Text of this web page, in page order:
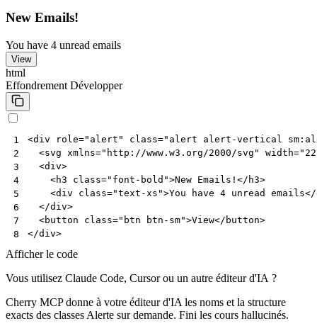
New Emails!
You have 4 unread emails
View
html
Effondrement Développer
1
2
3
4
5
6
7
8
<div role="alert" class="alert alert-vertical
<svg xmlns="http://www.w3.org/2000/svg" width=
<div>
<h3 class="font-bold">New Emails! </ h3>
<div class="text-xs">You have 4 unread emails</
</div>
<button class="btn btn-sm">View</ button>
</div>
Afficher le code
Vous utilisez Claude Code, Cursor ou un autre éditeur d'IA ?
Cherry MCP donne à votre éditeur d'IA les noms et la structure
exacts des classes Alerte sur demande. Fini les cours hallucinés.